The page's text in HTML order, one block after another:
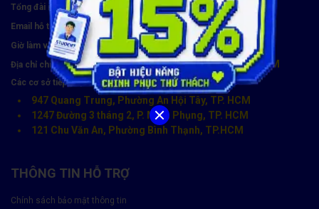
Tổng đài miễn phí: 1900 8174
Email hỗ trợ: hotro@carecenter.vn
Giờ làm việc:Thứ 2 - CN, 8:00 - 21:00
Địa chỉ chính:119 Chu Văn An, Phường Bình Thạnh, TP. HCM
Các cơ sở tiếp nhận khác (8h30 - 21h30):
947 Quang Trung, Phường An Hội Tây, TP. HCM
1247 Đường 3 tháng 2, P. Minh Phụng, TP. HCM
121 Chu Văn An, Phường Bình Thạnh, TP.HCM
THÔNG TIN HỖ TRỢ
Chính sách bảo mật thông tin